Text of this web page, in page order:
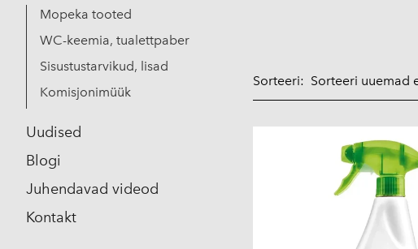
Mopeka tooted
WC-keemia, tualettpaber
Sisustustarvikud, lisad
Komisjonimüük
Uudised
Blogi
Juhendavad videod
Kontakt
Sorteeri: